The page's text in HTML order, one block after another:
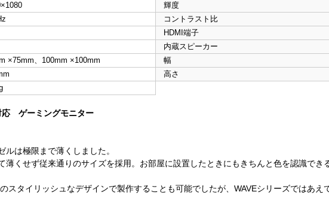
輝度
コントラスト比
HDMI端子
内蔵スピーカー
×75mm、100mm ×100mm 幅
高さ
ゲーミングモニター
は極限まで薄くしました。
くせず従来通りのサイズを採用。お部屋に設置したときにもきちんと色を認識でき
タイリッシュなデザインで製作することも可能でしたが、WAVEシリーズではあえ